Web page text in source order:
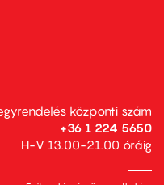
központi szám
+36 1 224 5650
H-V 13.00-21.00 óráig